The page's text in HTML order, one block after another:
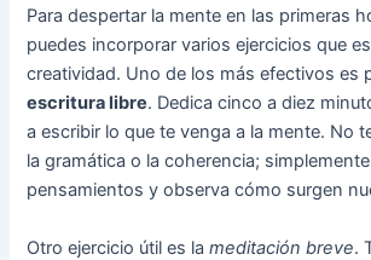
Para despertar la mente en las primeras
puedes incorporar varios ejercicios que
creatividad. Uno de los más efectivos es
escritura libre. Dedica cinco a diez
a escribir lo que te venga a la mente. No
la gramática o la coherencia;
pensamientos y observa cómo surgen
Otro ejercicio útil es lameditación breve.